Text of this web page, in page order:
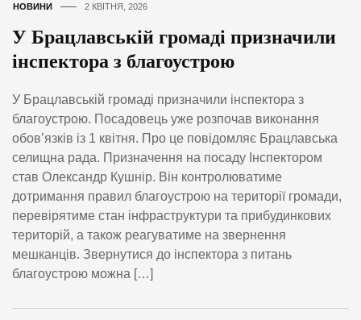
НОВИНИ 2 КВІТНЯ, 2026
У Брацлавській громаді призначили
інспектора з благоустрою
У Брацлавській громаді призначили інспектора з
благоустрою. Посадовець уже розпочав виконання
обов’язків із 1 квітня. Про це повідомляє Брацлавська
селищна рада. Призначення на посаду Інспектором
став Олександр Кушнір. Він контролюватиме
дотримання правил благоустрою на території громади,
перевірятиме стан інфраструктури та прибудинкових
територій, а також реагуватиме на звернення
мешканців. Звернутися до інспектора з питань
благоустрою можна […]